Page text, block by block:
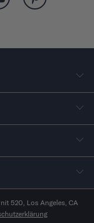
520, Los Angeles, CA